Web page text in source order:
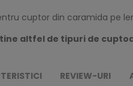
cuptor din caramida pe
altfel de tipuri de
REVIEW-URI